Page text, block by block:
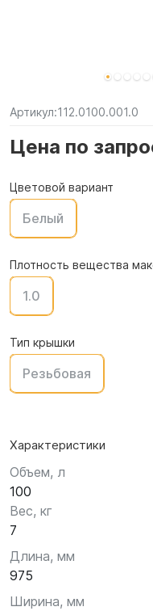
Артикул:112.0100.001.0
Цена по
Цветовой вариант
Белый
Плотность вещества
1.0
Тип крышки
Резьбовая
Характеристики
Объем, л
100
Вес, кг
7
Длина, мм
975
Ширина, мм